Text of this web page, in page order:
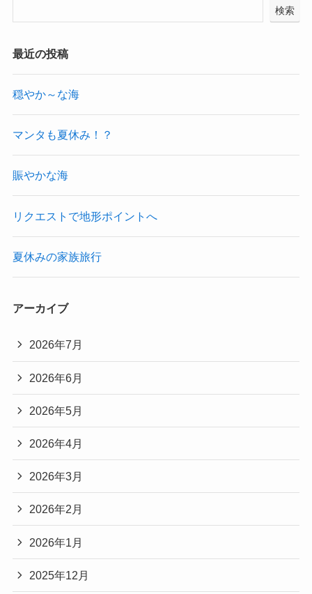
検索
最近の投稿
穏やか～な海
マンタも夏休み！？
賑やかな海
リクエストで地形ポイントへ
夏休みの家族旅行
アーカイブ
2026年7月
2026年6月
2026年5月
2026年4月
2026年3月
2026年2月
2026年1月
2025年12月